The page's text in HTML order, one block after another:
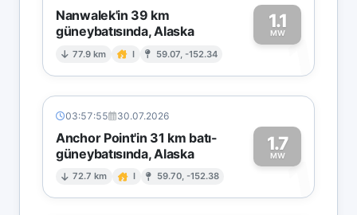
Nanwalek'in 39 km
güneybatısında, Alaska
77.9 km I 59.07, -152.34
1.1
MW1
03:57:55 30.07.2026
Anchor Point'in 31 km batı-
güneybatısında, Alaska
72.7 km I 59.70, -152.38
1.7
MW1